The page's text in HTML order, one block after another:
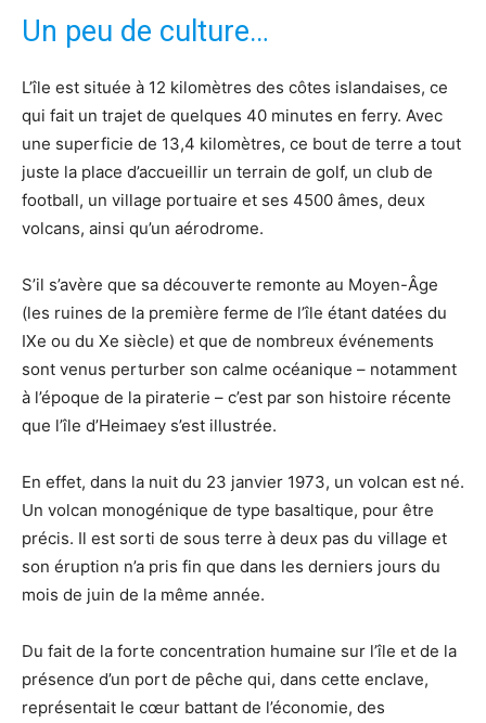
Un peu de culture…
L’île est située à 12 kilomètres des côtes islandaises, ce
qui fait un trajet de quelques 40 minutes en ferry. Avec
une superficie de 13,4 kilomètres, ce bout de terre a tout
juste la place d’accueillir un terrain de golf, un club de
football, un village portuaire et ses 4500 âmes, deux
volcans, ainsi qu’un aérodrome.
S’il s’avère que sa découverte remonte au Moyen-Âge
(les ruines de la première ferme de l’île étant datées du
IXe ou du Xe siècle) et que de nombreux événements
sont venus perturber son calme océanique – notamment
à l’époque de la piraterie – c’est par son histoire récente
que l’île d’Heimaey s’est illustrée.
En effet, dans la nuit du 23 janvier 1973, un volcan est né.
Un volcan monogénique de type basaltique, pour être
précis. Il est sorti de sous terre à deux pas du village et
son éruption n’a pris fin que dans les derniers jours du
mois de juin de la même année.
Du fait de la forte concentration humaine sur l’île et de la
présence d’un port de pêche qui, dans cette enclave,
représentait le cœur battant de l’économie, des